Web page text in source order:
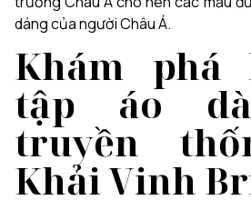
dáng của người Châu Á.
Khám phá
tập áo
truyền
Khải Vinh